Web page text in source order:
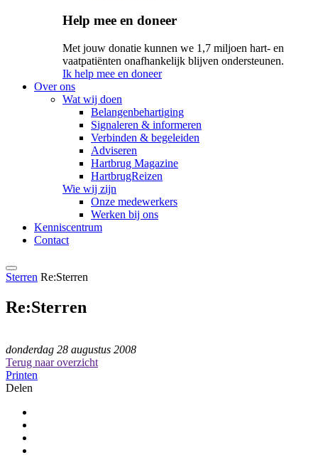
Help mee en doneer
Met jouw donatie kunnen we 1,7 miljoen hart- en
vaatpatiënten onafhankelijk blijven ondersteunen.
Ik help mee en doneer
Over ons
Wat wij doen
Belangenbehartiging
Signaleren & informeren
Verbinden & begeleiden
Adviseren
Hartbrug Magazine
HartbrugReizen
Wie wij zijn
Onze medewerkers
Werken bij ons
Kenniscentrum
Contact
Sterren Re:Sterren
Re:Sterren
donderdag 28 augustus 2008
Terug naar overzicht
Printen
Delen